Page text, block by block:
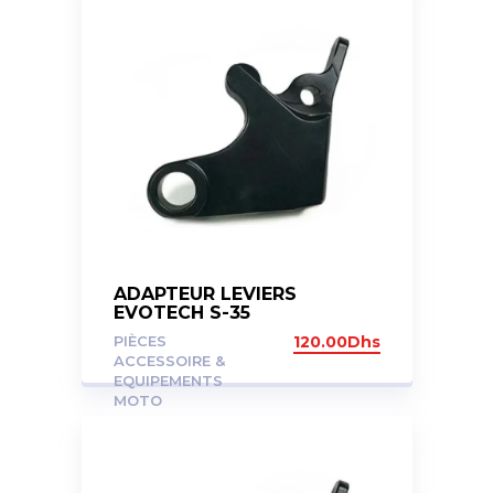
ADAPTEUR LEVIERS
EVOTECH S-35
PIÈCES
ACCESSOIRE &
EQUIPEMENTS
MOTO
120.00Dhs